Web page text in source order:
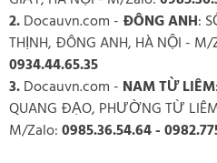
2.Docauvn.com - ĐÔNG ANH:
THỊNH, ĐÔNG ANH, HÀ NỘI - M/
0934.44.65.35
3.Docauvn.com - NAM TỪ LIÊM
QUANG ĐẠO, PHƯỜNG TỪ
M/Zalo:0985.36.54.64 -